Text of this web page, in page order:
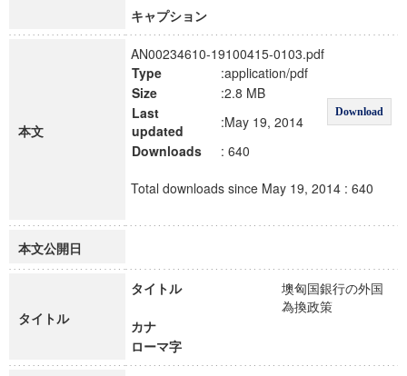
キャプション
本文
AN00234610-19100415-0103.pdf
Type
:application/pdf
Download
Size
:2.8 MB
Last
updated
:May 19, 2014
Downloads
: 640
Total downloads since May 19, 2014 : 640
本文公開日
タイトル
タイトル
墺匈国銀行の外国
為換政策
カナ
ローマ字